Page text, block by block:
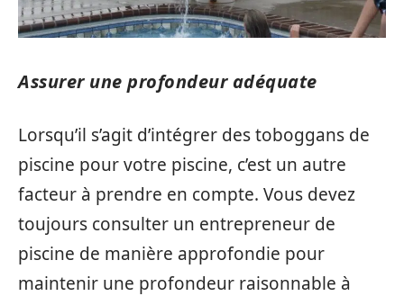
Assurer une profondeur adéquate
Lorsqu’il s’agit d’intégrer des toboggans de
piscine pour votre piscine, c’est un autre
facteur à prendre en compte. Vous devez
toujours consulter un entrepreneur de
piscine de manière approfondie pour
maintenir une profondeur raisonnable à